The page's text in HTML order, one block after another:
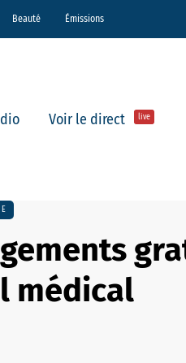
Beauté Émissions
Voir le direct live
médical